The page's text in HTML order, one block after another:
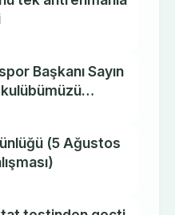
Başkanı Sayın
(5 Ağustos